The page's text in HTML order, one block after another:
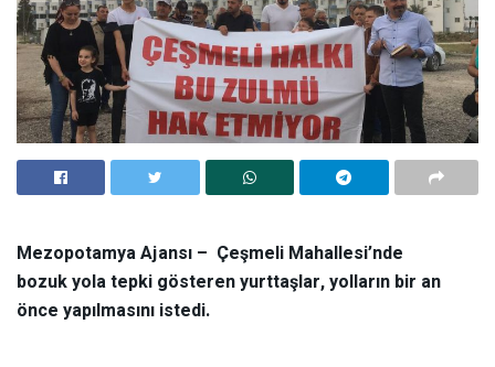
Mezopotamya Ajansı – Çeşmeli Mahallesi’nde
bozuk yola tepki gösteren yurttaşlar, yolların bir an
önce yapılmasını istedi.